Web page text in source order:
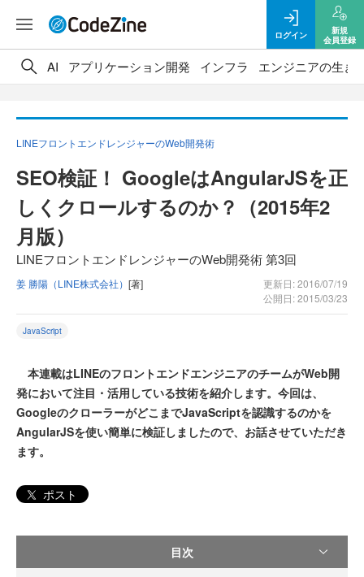
ログイン
新規
会員登録
AI アプリケーション開発 インフラ エンジニアの生き
LINEフロントエンドレンジャーのWeb開発術
SEO検証！ GoogleはAngularJSを正
しくクロールするのか？（2015年2
月版）
LINEフロントエンドレンジャーのWeb開発術 第3回
姜 勝陽（LINE株式会社） [著]
更新日: 2016/07/19
公開日: 2015/03/23
JavaScript
本連載はLINEのフロントエンドエンジニアのチームがWeb開
発において注目・活用している技術を紹介します。今回は、
GoogleのクローラーがどこまでJavaScriptを認識するのかを
AngularJSを使い簡単に検証しましたので、お話させていただき
ます。
ポスト
目次